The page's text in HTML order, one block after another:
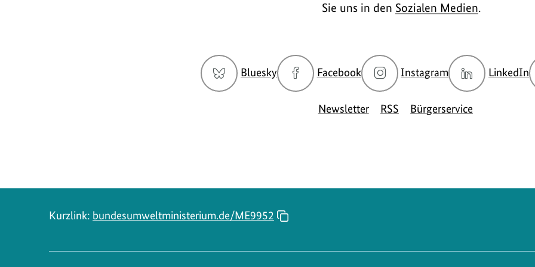
Sie uns in den Sozialen Medien.
Bluesky
zur
Bluesky-
Seite
Facebook
zur
Facebook-
Seite
des
Instagram
zur
Instagram-
Seite
des
LinkedIn
Newsletter RSS Bürgerservice
Kurzlink: bundesumweltministerium.de/ME9952